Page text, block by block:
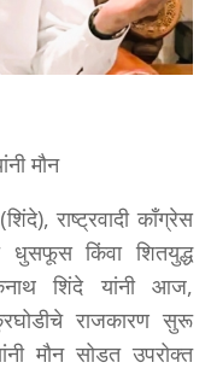
मौन
राष्ट्रवादी काँग्रेस
धुसफूस किंवा शितयुद्ध
शिंदे यांनी आज,
राजकारण सुरू
मौन सोडत उपरोक्त